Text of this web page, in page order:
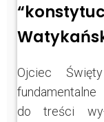
Ojciec
do treści